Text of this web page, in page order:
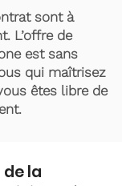
sont à
L’offre de
est sans
qui maîtrisez
êtes libre de
la